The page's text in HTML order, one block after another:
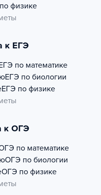
физике
к ЕГЭ
по математике
ЕГЭ по биологии
ЕГЭ по физике
к ОГЭ
по математике
ОГЭ по биологии
ОГЭ по физике